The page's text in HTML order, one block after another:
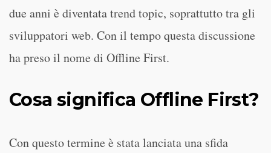
due anni è diventata trend topic, soprattutto tra gli
sviluppatori web. Con il tempo questa discussione
ha preso il nome di Offline First.
Cosa significa Offline First?
Con questo termine è stata lanciata una sfida